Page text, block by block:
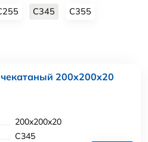
С345 С355
200x200x20
200x200x20
С345